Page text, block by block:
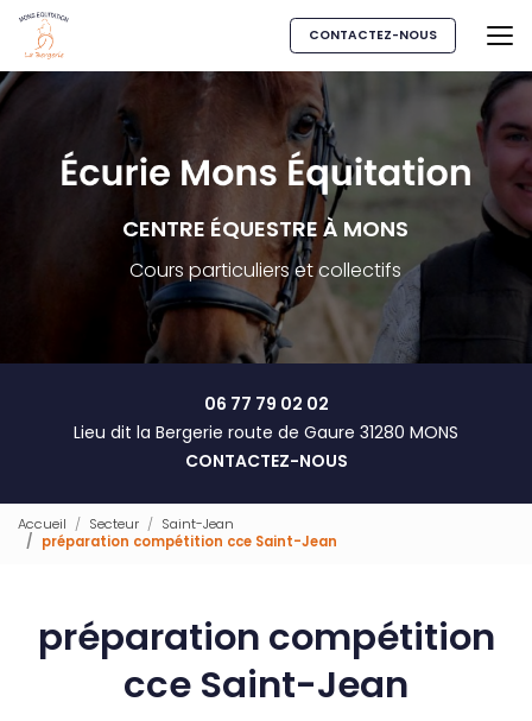
Aller
contenu
principal
CONTACTEZ-NOUS
CENTRE ÉQUESTRE À MONS
Cours particuliers et collectifs
06 77 79 02 02
Lieu dit la Bergerie route de Gaure 31280 MONS
CONTACTEZ-NOUS
Accueil Secteur
Saint-Jean
préparation compétition cce Saint-Jean
préparation compétition
cce Saint-Jean